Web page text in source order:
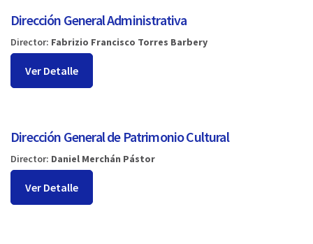
Dirección General Administrativa
Director: Fabrizio Francisco Torres Barbery
Ver Detalle
Dirección General de Patrimonio Cultural
Director: Daniel Merchán Pástor
Ver Detalle